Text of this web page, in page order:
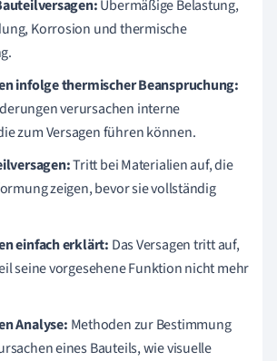
Übermäßige Belastung,
Korrosion und thermische
infolge thermischer Beanspruchung:
verursachen interne
zum Versagen führen können.
Tritt bei Materialien auf, die
zeigen, bevor sie vollständig
einfach erklärt: Das Versagen tritt auf,
seine vorgesehene Funktion nicht mehr
Analyse: Methoden zur Bestimmung
eines Bauteils, wie visuelle